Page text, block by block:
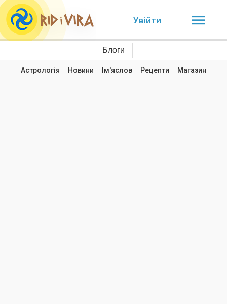
Увійти
Блоги
Астрологія Новини Ім'яслов Рецепти Магазин